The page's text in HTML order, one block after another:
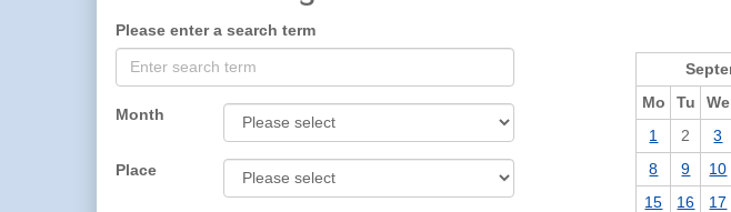
Mo
Tu We
1
2 3
8
9 10
15
16 17
Please enter a search term
Month
Place